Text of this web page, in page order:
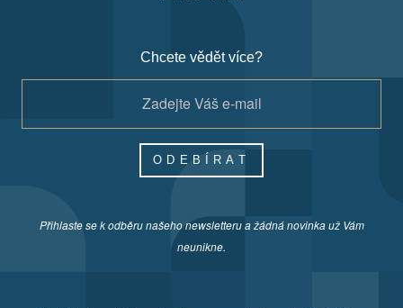
Chcete vědět více?
ODEBÍRAT
Přihlaste se k odběru našeho newsletteru a žádná novinka už Vám
neunikne.